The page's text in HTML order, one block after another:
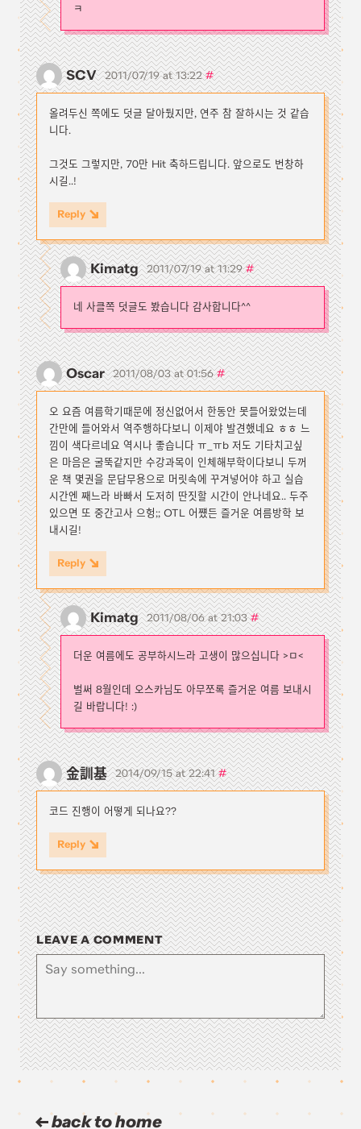
ㅋ
SCV 2011/07/19 at 13:22#
올려두신 쪽에도 덧글 달아뒀지만, 연주 참 잘하시는 것 같습
니다.
그것도 그렇지만, 70만 Hit 축하드립니다. 앞으로도 번창하
시길..!
Reply
Kimatg 2011/07/19 at 11:29#
네 사클쪽 덧글도 봤습니다 감사합니다^^
Oscar 2011/08/03 at 01:56#
오 요즘 여름학기때문에 정신없어서 한동안 못들어왔었는데
간만에 들어와서 역주행하다보니 이제야 발견했네요 ㅎㅎ 느
낌이 색다르네요 역시나 좋습니다 ㅠ_ㅠb 저도 기타치고싶
은 마음은 굴뚝같지만 수강과목이 인체해부학이다보니 두꺼
운 책 몇권을 문답무용으로 머릿속에 꾸겨넣어야 하고 실습
시간엔 째느라 바빠서 도저히 딴짓할 시간이 안나네요.. 두주
있으면 또 중간고사 으헝;; OTL 어쩄든 즐거운 여름방학 보
내시길!
Reply
Kimatg 2011/08/06 at 21:03#
더운 여름에도 공부하시느라 고생이 많으십니다 >ㅁ<
벌써 8월인데 오스카님도 아무쪼록 즐거운 여름 보내시
길 바랍니다! :)
金訓基 2014/09/15 at 22:41#
코드 진행이 어떻게 되나요??
Reply
LEAVE A COMMENT
back to home